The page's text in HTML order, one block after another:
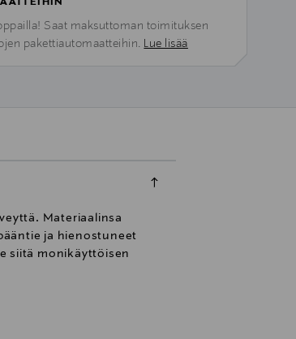
Saat maksuttoman toimituksen
pakettiautomaatteihin. Lue lisää
Materiaalinsa
ja hienostuneet
siitä monikäyttöisen